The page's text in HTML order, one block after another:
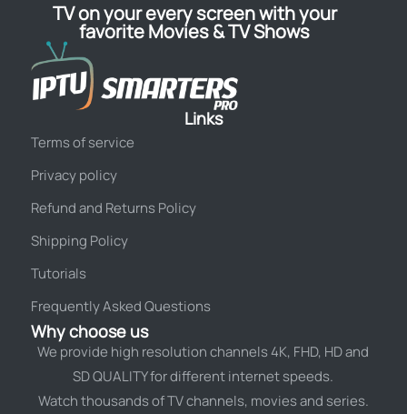
TV on your every screen with your
favorite Movies & TV Shows
Links
Terms of service
Privacy policy
Refund and Returns Policy
Shipping Policy
Tutorials
Frequently Asked Questions
Why choose us
We provide high resolution channels 4K, FHD, HD and
SD QUALITY for different internet speeds.
Watch thousands of TV channels, movies and series.